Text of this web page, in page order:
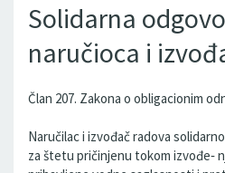
Solidarna
naručioca i
Član 207. Zakona o obligacionim
Naručilac i izvođač radova
za štetu pričinjenu tokom izvođe‐